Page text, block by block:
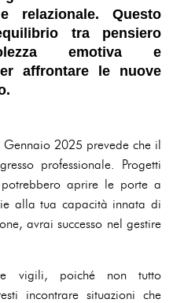
relazionale. Questo
tra pensiero
emotiva e
affrontare le nuove
2025 prevede che il
professionale. Progetti
aprire le porte a
alla tua capacità innata di
avrai successo nel gestire
vigili, poiché non tutto
incontrare situazioni che